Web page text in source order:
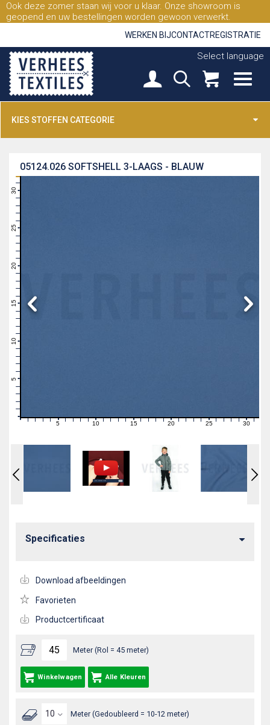
Ook deze zomer staan wij voor u klaar. Onze showroom is
geopend en uw bestellingen worden gewoon verwerkt.
WERKEN BIJCONTACTREGISTRATIE
Select language
KIES STOFFEN CATEGORIE
SOFTSHELL 3-LAAGS - BLAUW
05124.026
11
16
21
26
1 2 3 4 6 7 89 11121314 16171819 21222324 26272829 31
Meter (Rol = 45 meter)
Winkelwagen Alle Kleuren
Meter (Gedoubleerd = 10-12 meter)
Specificaties
Download afbeeldingen
Favorieten
Productcertificaat